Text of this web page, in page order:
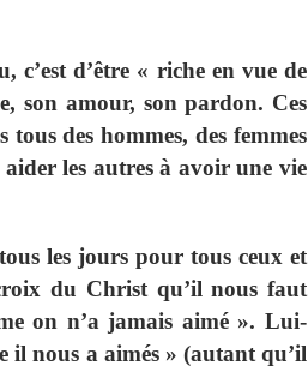
c’est d’être « riche en vue de
son amour, son pardon. Ces
des hommes, des femmes
les autres à avoir une vie
les jours pour tous ceux et
du Christ qu’il nous faut
on n’a jamais aimé ». Lui-
il nous a aimés » (autant qu’il